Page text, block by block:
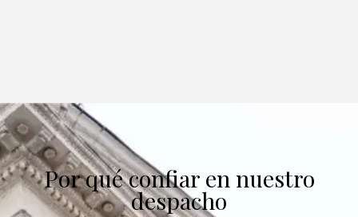
Por qué confiar en nuestro
despacho